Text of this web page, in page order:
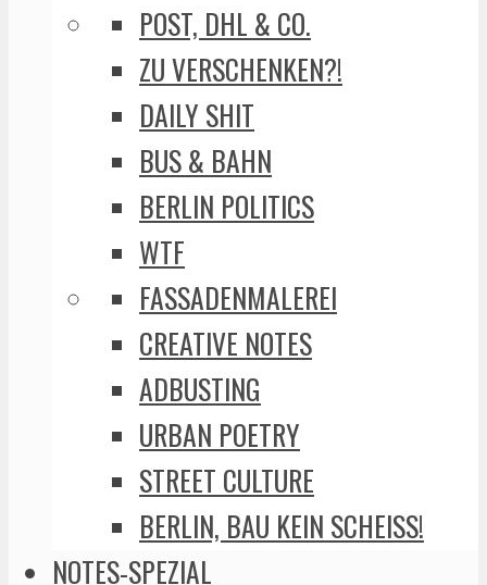
POST, DHL & CO.
ZU VERSCHENKEN?!
DAILY SHIT
BUS & BAHN
BERLIN POLITICS
WTF
FASSADENMALEREI
CREATIVE NOTES
ADBUSTING
URBAN POETRY
STREET CULTURE
BERLIN, BAU KEIN SCHEISS!
NOTES-SPEZIAL